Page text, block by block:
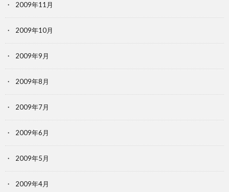
2009年11月
2009年10月
2009年9月
2009年8月
2009年7月
2009年6月
2009年5月
2009年4月